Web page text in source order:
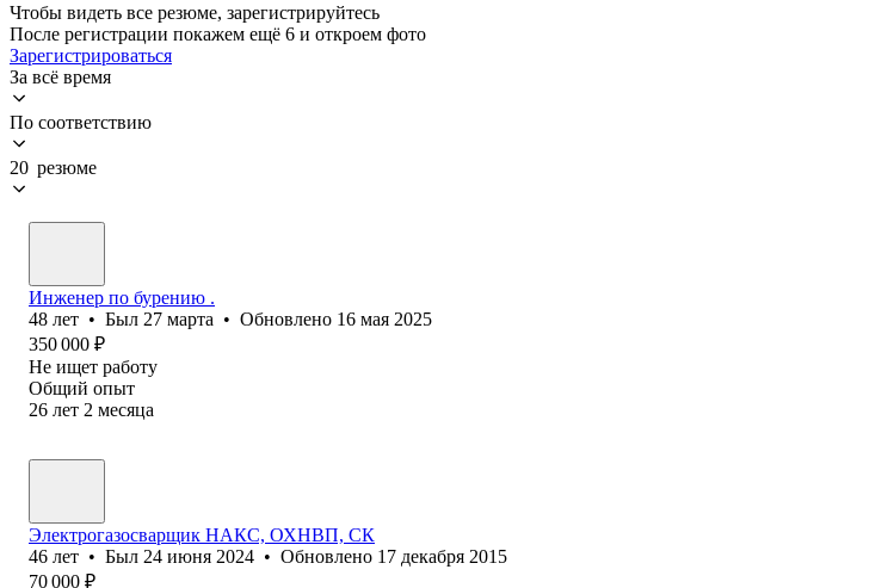
Чтобы видеть все резюме, зарегистрируйтесь
После регистрации покажем ещё 6 и откроем фото
Зарегистрироваться
За всё время
По соответствию
20 резюме
Инженер по бурению .
48 лет • Был 27 марта • Обновлено 16 мая 2025
350 000 ₽
Не ищет работу
Общий опыт
26 лет 2 месяца
Электрогазосварщик НАКС, ОХНВП, СК
46 лет • Был 24 июня 2024 • Обновлено 17 декабря 2015
70 000 ₽